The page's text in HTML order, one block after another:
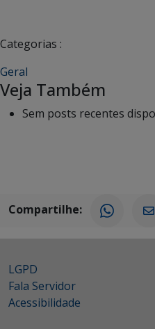
Categorias :
Geral
Veja Também
Sem posts recentes
Compartilhe:
LGPD
Fala Servidor
Acessibilidade